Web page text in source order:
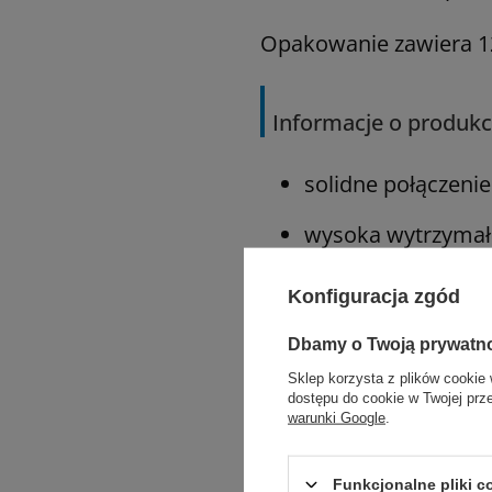
Opakowanie zawiera
Informacje o
solidne
wysoka
doskonałe
łatwe przejście
Zastosowanie:
ogólne
Konfiguracja zgód
Dbamy o Twoją
Sklep korzysta z plików cookie
dostępu do cookie w Twojej
warunki Google
Funkcjonalne pliki